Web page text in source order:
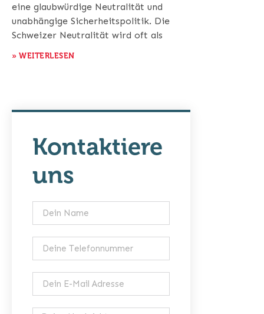
eine glaubwürdige Neutralität und
unabhängige Sicherheitspolitik. Die
Schweizer Neutralität wird oft als
» WEITERLESEN
Kontaktiere
uns